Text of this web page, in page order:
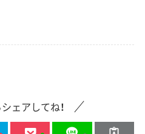
ェアしてね！